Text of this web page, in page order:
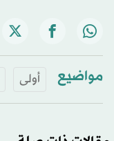
مواضيع أولى